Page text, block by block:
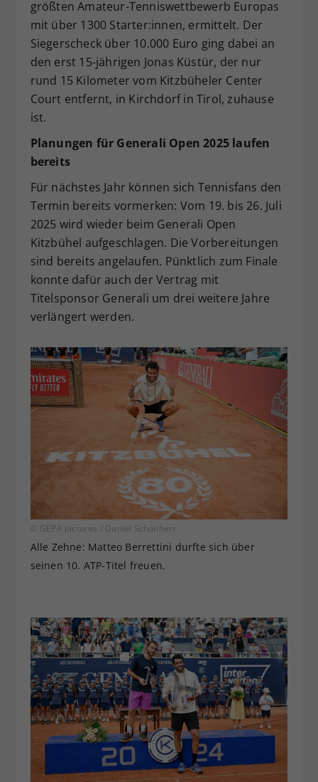
größten Amateur-Tenniswettbewerb Europas
mit über 1300 Starter:innen, ermittelt. Der
Siegerscheck über 10.000 Euro ging dabei an
den erst 15-jährigen Jonas Küstür, der nur
rund 15 Kilometer vom Kitzbüheler Center
Court entfernt, in Kirchdorf in Tirol, zuhause
ist.
Planungen für Generali Open 2025 laufen
bereits
Für nächstes Jahr können sich Tennisfans den
Termin bereits vormerken: Vom 19. bis 26. Juli
2025 wird wieder beim Generali Open
Kitzbühel aufgeschlagen. Die Vorbereitungen
sind bereits angelaufen. Pünktlich zum Finale
konnte dafür auch der Vertrag mit
Titelsponsor Generali um drei weitere Jahre
verlängert werden.
© GEPA pictures / Daniel Schönherr
Alle Zehne: Matteo Berrettini durfte sich über
seinen 10. ATP-Titel freuen.